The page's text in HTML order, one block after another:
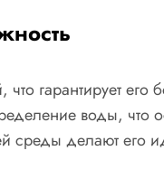
гарантирует
воды,
среды делают его